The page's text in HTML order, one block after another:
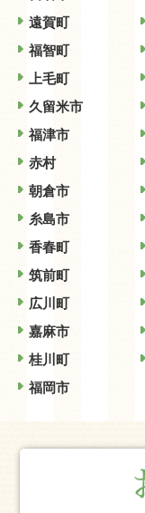
遠賀町
福智町
上毛町
久留米市
福津市
赤村
朝倉市
糸島市
香春町
筑前町
広川町
嘉麻市
桂川町
福岡市